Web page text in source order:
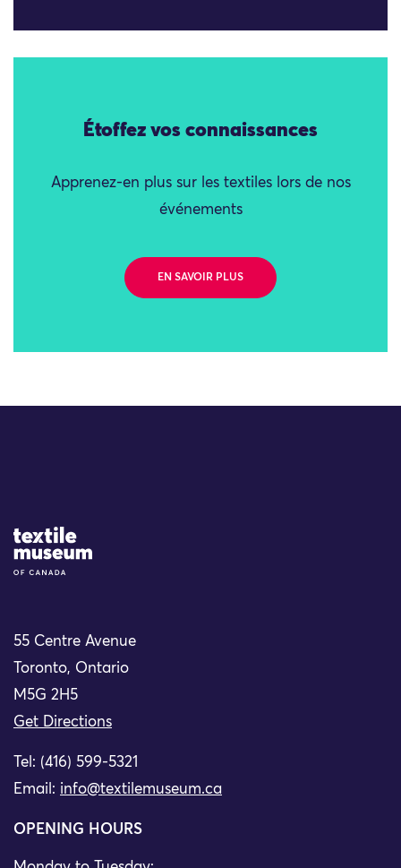
Étoffez vos connaissances
Apprenez-en plus sur les textiles lors de nos
événements
EN SAVOIR PLUS
Site Logo
55 Centre Avenue
Toronto, Ontario
M5G 2H5
Get Directions
Tel: (416) 599-5321
Email: info@textilemuseum.ca
OPENING HOURS